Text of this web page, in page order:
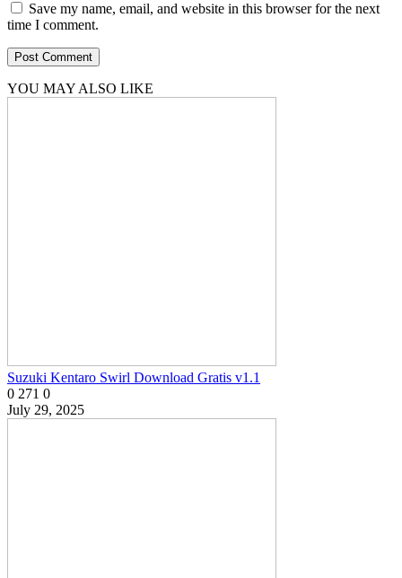
Save my name, email, and website in this browser for the next
time I comment.
YOU MAY ALSO LIKE
Suzuki Kentaro Swirl Download Gratis v1.1
0 271 0
July 29, 2025